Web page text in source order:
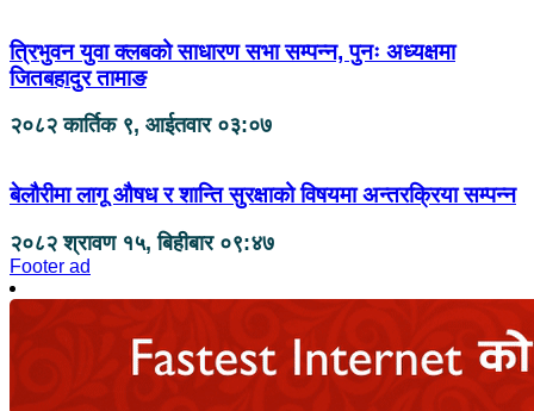
त्रिभुवन युवा क्लबको साधारण सभा सम्पन्न, पुनः अध्यक्षमा
जितबहादुर तामाङ
२०८२ कार्तिक ९, आईतवार ०३:०७
बेलौरीमा लागू औषध र शान्ति सुरक्षाको विषयमा अन्तरक्रिया सम्पन्न
२०८२ श्रावण १५, बिहीबार ०९:४७
Footer ad